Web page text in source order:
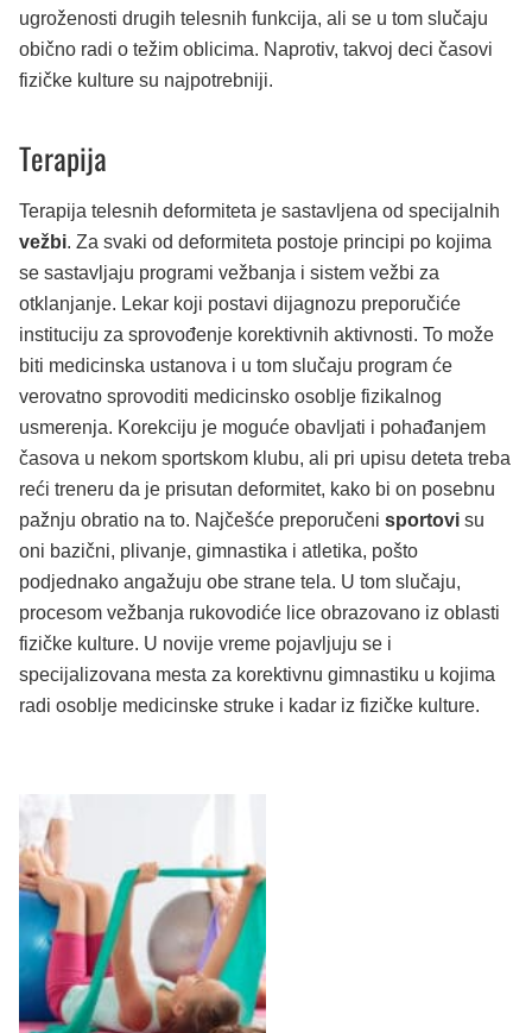
ugroženosti drugih telesnih funkcija, ali se u tom slučaju
obično radi o težim oblicima. Naprotiv, takvoj deci časovi
fizičke kulture su najpotrebniji.
Terapija
Terapija telesnih deformiteta je sastavljena od specijalnih
vežbi. Za svaki od deformiteta postoje principi po kojima
se sastavljaju programi vežbanja i sistem vežbi za
otklanjanje. Lekar koji postavi dijagnozu preporučiće
instituciju za sprovođenje korektivnih aktivnosti. To može
biti medicinska ustanova i u tom slučaju program će
verovatno sprovoditi medicinsko osoblje fizikalnog
usmerenja. Korekciju je moguće obavljati i pohađanjem
časova u nekom sportskom klubu, ali pri upisu deteta treba
reći treneru da je prisutan deformitet, kako bi on posebnu
pažnju obratio na to. Najčešće preporučeni sportovi su
oni bazični, plivanje, gimnastika i atletika, pošto
podjednako angažuju obe strane tela. U tom slučaju,
procesom vežbanja rukovodiće lice obrazovano iz oblasti
fizičke kulture. U novije vreme pojavljuju se i
specijalizovana mesta za korektivnu gimnastiku u kojima
radi osoblje medicinske struke i kadar iz fizičke kulture.